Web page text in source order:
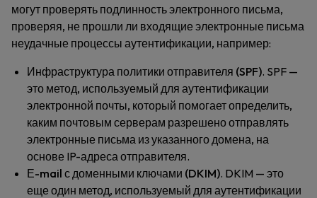
могут проверять подлинность электронного письма,
проверяя, не прошли ли входящие электронные письма
неудачные процессы аутентификации, например:
Инфраструктура политики отправителя (SPF). SPF —
это метод, используемый для аутентификации
электронной почты, который помогает определить,
каким почтовым серверам разрешено отправлять
электронные письма из указанного домена, на
основе IP-адреса отправителя.
Е-mail с доменными ключами (DKIM). DKIM — это
еще один метод, используемый для аутентификации